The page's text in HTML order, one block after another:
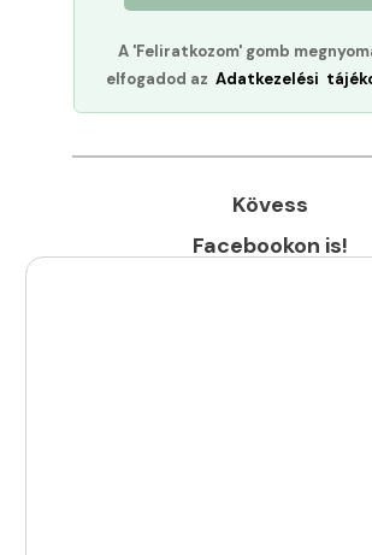
A 'Feliratkozom' gomb
elfogadod az Adatkezelési
Kövess
Facebookon is!